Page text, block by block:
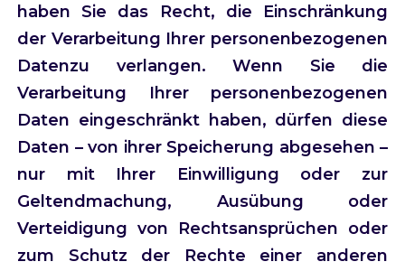
haben Sie das Recht, die Einschränkung
der Verarbeitung Ihrer personenbezogenen
Datenzu verlangen. Wenn Sie die
Verarbeitung Ihrer personenbezogenen
Daten eingeschränkt haben, dürfen diese
Daten – von ihrer Speicherung abgesehen –
nur mit Ihrer Einwilligung oder zur
Geltendmachung, Ausübung oder
Verteidigung von Rechtsansprüchen oder
zum Schutz der Rechte einer anderen